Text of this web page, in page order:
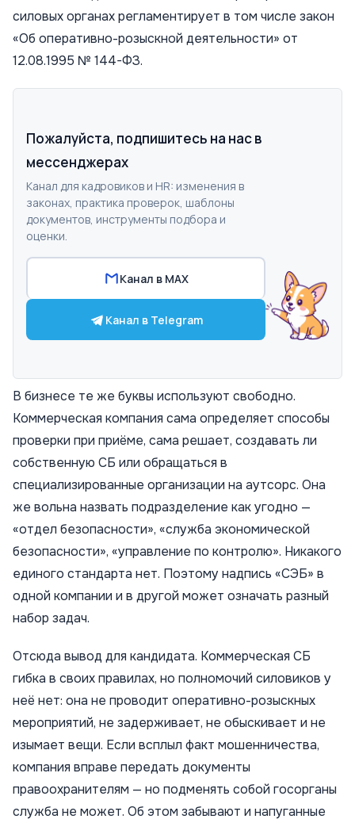
силовых органах регламентирует в том числе закон
«Об оперативно-розыскной деятельности» от
12.08.1995 № 144-ФЗ.
Пожалуйста, подпишитесь на нас в
мессенджерах
Канал для кадровиков и HR: изменения в
законах, практика проверок, шаблоны
документов, инструменты подбора и
оценки.
Канал в MAX
Канал в Telegram
В бизнесе те же буквы используют свободно.
Коммерческая компания сама определяет способы
проверки при приёме, сама решает, создавать ли
собственную СБ или обращаться в
специализированные организации на аутсорс. Она
же вольна назвать подразделение как угодно —
«отдел безопасности», «служба экономической
безопасности», «управление по контролю». Никакого
единого стандарта нет. Поэтому надпись «СЭБ» в
одной компании и в другой может означать разный
набор задач.
Отсюда вывод для кандидата. Коммерческая СБ
гибка в своих правилах, но полномочий силовиков у
неё нет: она не проводит оперативно-розыскных
мероприятий, не задерживает, не обыскивает и не
изымает вещи. Если всплыл факт мошенничества,
компания вправе передать документы
правоохранителям — но подменять собой госорганы
служба не может. Об этом забывают и напуганные